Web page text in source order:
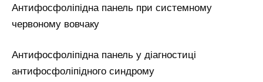
Антифосфоліпідна панель при системному
червоному вовчаку
Антифосфоліпідна панель у діагностиці
антифосфоліпідного синдрому